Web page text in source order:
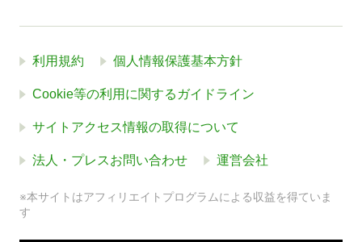
利用規約 個人情報保護基本方針
Cookie等の利用に関するガイドライン
サイトアクセス情報の取得について
法人・プレスお問い合わせ 運営会社
※本サイトはアフィリエイトプログラムによる収益を得ていま
す